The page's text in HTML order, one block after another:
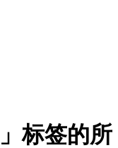
」标签的所